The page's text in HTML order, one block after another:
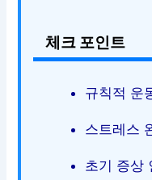
체크 포인트
규칙적 운
스트레스
초기 증상